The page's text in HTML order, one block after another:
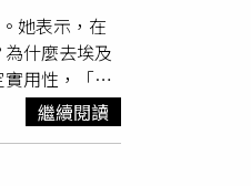
只有送不了
步行及高樓
遭改為「讓
律賓人在中
地工作，目
Vera）於2月
她表示，在
什麼去埃及
用性，「他
搭河輪然後
筆可以不用
有三色原子
繼續閱讀